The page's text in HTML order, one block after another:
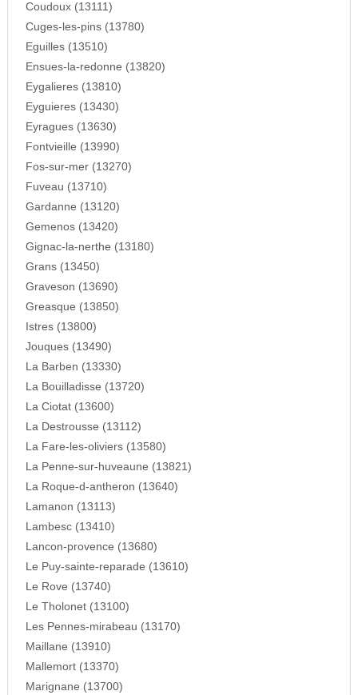
Coudoux (13111)
Cuges-les-pins (13780)
Eguilles (13510)
Ensues-la-redonne (13820)
Eygalieres (13810)
Eyguieres (13430)
Eyragues (13630)
Fontvieille (13990)
Fos-sur-mer (13270)
Fuveau (13710)
Gardanne (13120)
Gemenos (13420)
Gignac-la-nerthe (13180)
Grans (13450)
Graveson (13690)
Greasque (13850)
Istres (13800)
Jouques (13490)
La Barben (13330)
La Bouilladisse (13720)
La Ciotat (13600)
La Destrousse (13112)
La Fare-les-oliviers (13580)
La Penne-sur-huveaune (13821)
La Roque-d-antheron (13640)
Lamanon (13113)
Lambesc (13410)
Lancon-provence (13680)
Le Puy-sainte-reparade (13610)
Le Rove (13740)
Le Tholonet (13100)
Les Pennes-mirabeau (13170)
Maillane (13910)
Mallemort (13370)
Marignane (13700)